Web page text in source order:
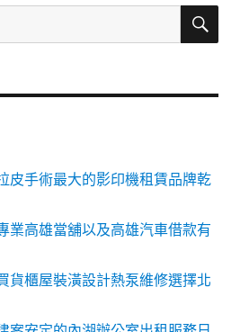
搜
皮手術最大的影印機租賃品牌乾
業高雄當舖以及高雄汽車借款有
貨櫃屋裝潢設計熱泵維修選擇北